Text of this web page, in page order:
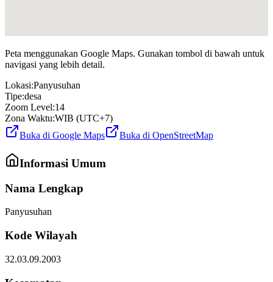
Peta menggunakan Google Maps. Gunakan tombol di bawah untuk
navigasi yang lebih detail.
Lokasi:Panyusuhan
Tipe:desa
Zoom Level:14
Zona Waktu:WIB (UTC+7)
Buka di Google Maps
Buka di OpenStreetMap
Informasi Umum
Nama Lengkap
Panyusuhan
Kode Wilayah
32.03.09.2003